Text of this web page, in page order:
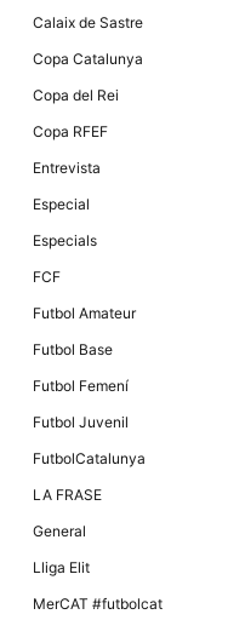
Calaix de Sastre
Copa Catalunya
Copa del Rei
Copa RFEF
Entrevista
Especial
Especials
FCF
Futbol Amateur
Futbol Base
Futbol Femení
Futbol Juvenil
FutbolCatalunya
LA FRASE
General
Lliga Elit
MerCAT #futbolcat